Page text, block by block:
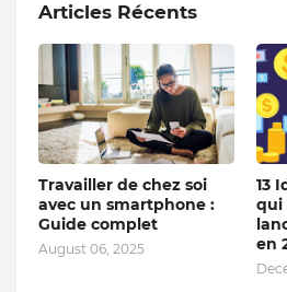
Articles Récents
Travailler de chez soi
avec un smartphone :
Guide complet
August 06, 2025
13
qui
en